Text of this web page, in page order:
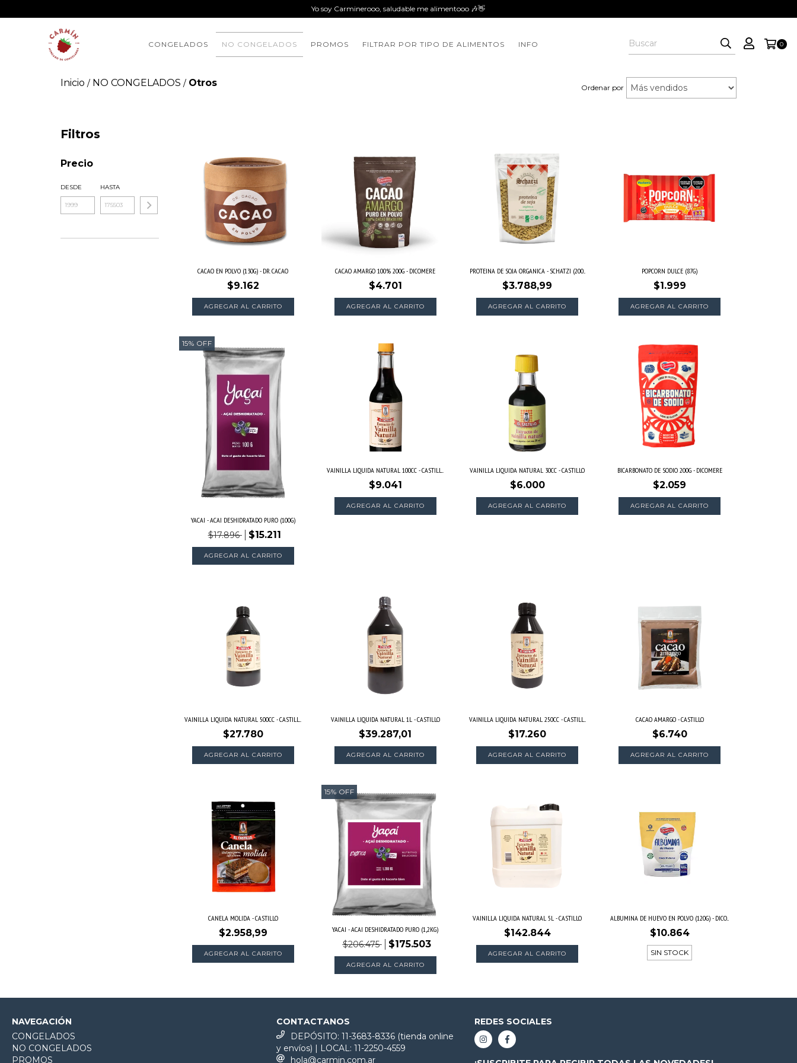
Yo soy Carminerooo, saludable me alimentooo 🎶👋
CONGELADOS NO CONGELADOS PROMOS FILTRAR POR TIPO DE ALIMENTOS INFO 0
Inicio / NO CONGELADOS / Otros Ordenar por
Filtros
Precio
DESDE HASTA
CACAO EN POLVO (130G) - DR. CACAO
$9.162
CACAO AMARGO 100% 200G - DICOMERE
$4.701
PROTEINA DE SOJA ORGANICA - SCHATZI (200...
$3.788,99
AGREGAR AL CARRITO
POPCORN DULCE (87G)
$1.999
15% OFF
YACAI - ACAI DESHIDRATADO PURO (100G)
$17.896 $15.211
VAINILLA LIQUIDA NATURAL 100CC - CASTILL...
$9.041
VAINILLA LIQUIDA NATURAL 30CC - CASTILLO
$6.000
BICARBONATO DE SODIO 200G - DICOMERE
$2.059
VAINILLA LIQUIDA NATURAL 500CC - CASTILL...
$27.780
VAINILLA LIQUIDA NATURAL 1L - CASTILLO
$39.287,01
VAINILLA LIQUIDA NATURAL 250CC - CASTILL...
$17.260
CACAO AMARGO - CASTILLO
$6.740
CANELA MOLIDA - CASTILLO
$2.958,99
15% OFF
YACAI - ACAI DESHIDRATADO PURO (1,2KG)
$206.475 $175.503
VAINILLA LIQUIDA NATURAL 5L - CASTILLO
$142.844
ALBUMINA DE HUEVO EN POLVO (120G) - DICO...
$10.864
SIN STOCK
NAVEGACIÓN
CONGELADOS
NO CONGELADOS
PROMOS
CONTACTANOS
DEPÓSITO: 11-3683-8336 (tienda online
y envíos) | LOCAL: 11-2250-4559
hola@carmin.com.ar
REDES SOCIALES